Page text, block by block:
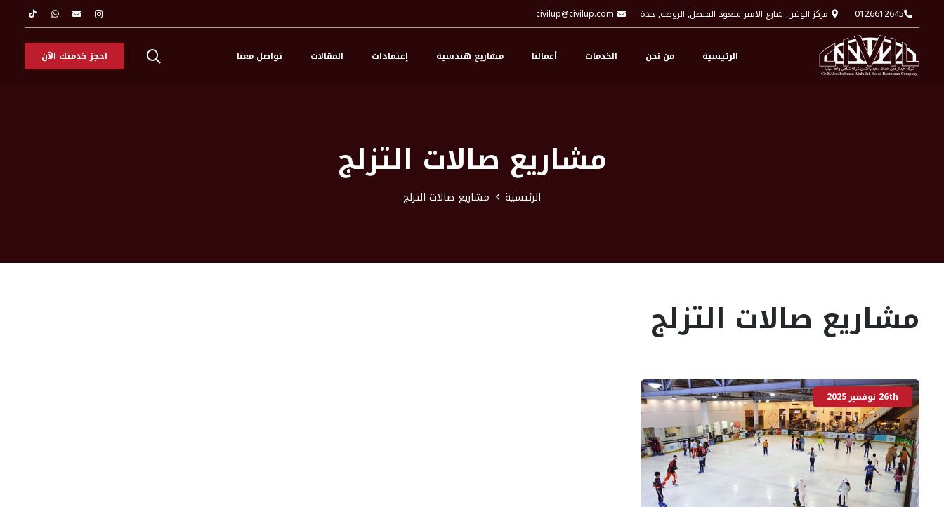
0126612645 مركز الوتين, شارع الامير سعود الفيصل, الروضة, جدة civilup@civilup.com
الرئيسية من نحن الخدمات أعمالنا مشاريع هندسية إعتمادات المقالات تواصل معنا احجز خدمتك الآن
مشاريع صالات التزلج
الرئيسية مشاريع صالات التزلج
مشاريع صالات التزلج
26th نوفمبر 2025